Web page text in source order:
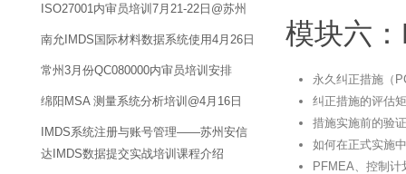
模块六
永久纠正措施（
纠正措施的评估
措施实施前的验
如何在正式实施
PFMEA、控制计
ISO27001内审员培训7月21-22日@苏州
南允IMDS国际材料数据系统使用4月26日
常州3月份QC080000内审员培训安排
绵阳MSA 测量系统分析培训@4月16日
IMDS系统注册与账号管理——苏州安信
达IMDS数据提交实战培训课程介绍